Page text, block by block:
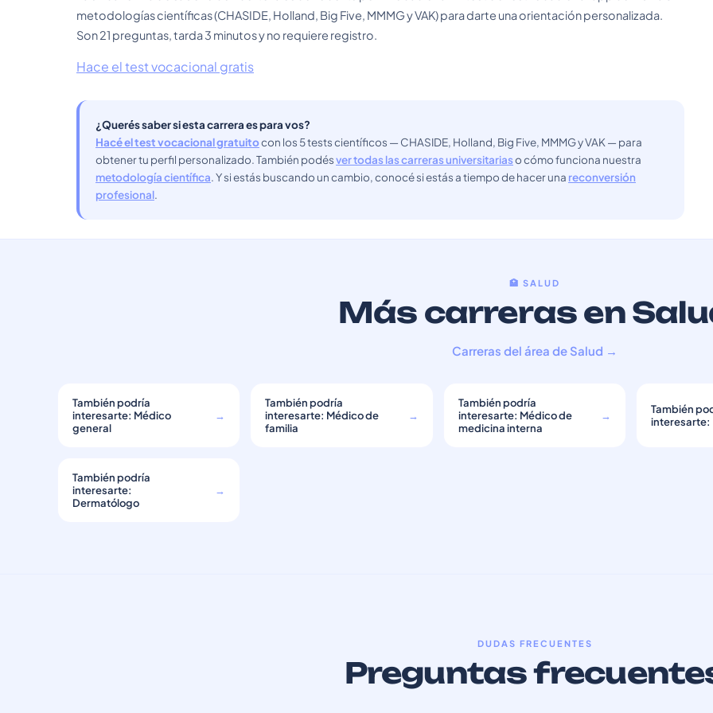
metodologías científicas (CHASIDE, Holland, Big Five, MMMG y VAK) para darte una orientación personalizada.
Son 21 preguntas, tarda 3 minutos y no requiere registro.
Hace el test vocacional gratis
¿Querés saber si esta carrera es para vos?
Hacé el test vocacional gratuitocon los 5 tests científicos — CHASIDE, Holland, Big Five, MMMG y VAK — para
obtener tu perfil personalizado. También podésver todas las carreras universitariaso cómo funciona nuestra
metodología científica. Y si estás buscando un cambio, conocé si estás a tiempo de hacer una reconversión
profesional.
🏥 SALUD
Más carreras en
Carreras del área de Salud →
También podría
interesarte: Médico
general
→
También podría
interesarte: Médico de
familia
→
También podría
interesarte: Médico de
medicina interna
→
También
interesarte:
También podría
interesarte:
Dermatólogo
→
DUDAS FRECUENTES
Preguntas